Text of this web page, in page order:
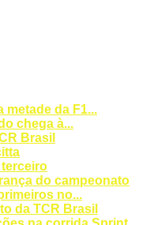
metade da F1...
chega à...
Brasil
do campeonato
no...
da TCR Brasil